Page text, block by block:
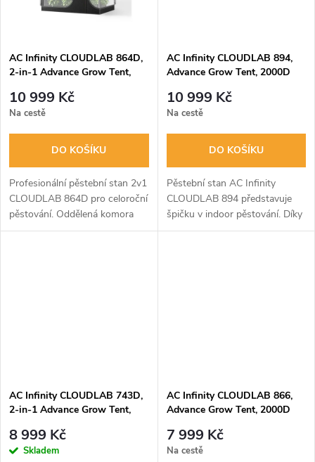
AC Infinity CLOUDLAB 864D,
2-in-1 Advance Grow Tent,
- 150x120x200cm
10 999 Kč
Na cestě
DO KOŠÍKU
Profesionální pěstební stan 2v1
CLOUDLAB 864D pro celoroční
pěstování. Oddělená komora
umožňuje souběžnou péči o
AC Infinity CLOUDLAB 894,
Advance Grow Tent, 2000D
240x120x200cm
10 999 Kč
Na cestě
DO KOŠÍKU
Pěstební stan AC Infinity
CLOUDLAB 894 představuje
špičku v indoor pěstování. Díky
extra silnému plátnu 2000D,
AC Infinity CLOUDLAB 743D,
2-in-1 Advance Grow Tent,
120x90x180cm
8 999 Kč
Skladem
AC Infinity CLOUDLAB 866,
Advance Grow Tent, 2000D
150x150x200cm
7 999 Kč
Na cestě